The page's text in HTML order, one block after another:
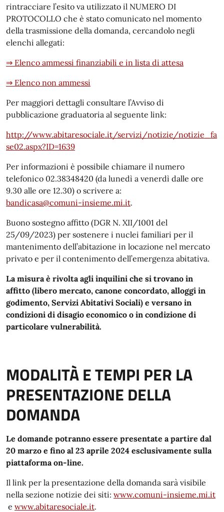
rintracciare l’esito va utilizzato il NUMERO DI
PROTOCOLLO che è stato comunicato nel momento
della trasmissione della domanda, cercandolo negli
elenchi allegati:
⇒ Elenco ammessi finanziabili e in lista di attesa
⇒ Elenco non ammessi
Per maggiori dettagli consultare l’Avviso di
pubblicazione graduatoria al seguente link:
http://www.abitaresociale.it/servizi/notizie/notizie_fa
se02.aspx?ID=1639
Per informazioni è possibile chiamare il numero
telefonico 02.38348420 (da lunedì a venerdì dalle ore
9.30 alle ore 12.30) o scrivere a:
bandicasa@comuni-insieme.mi.it.
Buono sostegno affitto (DGR N. XII/1001 del
25/09/2023) per sostenere i nuclei familiari per il
mantenimento dell’abitazione in locazione nel mercato
privato e per il contenimento dell’emergenza abitativa.
La misura è rivolta agli inquilini che si trovano in
affitto (libero mercato, canone concordato, alloggi in
godimento, Servizi Abitativi Sociali) e versano in
condizioni di disagio economico o in condizione di
particolare vulnerabilità.
MODALITÀ E TEMPI PER LA
PRESENTAZIONE DELLA
DOMANDA
Le domande potranno essere presentate a partire dal
20 marzo e fino al 23 aprile 2024 esclusivamente sulla
piattaforma on-line.
Il link per la presentazione della domanda sarà visibile
nella sezione notizie dei siti: www.comuni-insieme.mi.it
e www.abitaresociale.it.